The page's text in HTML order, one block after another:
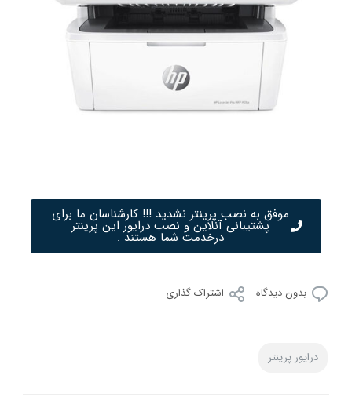
موفق به نصب پرینتر نشدید !!! کارشناسان ما برای
پشتیبانی آنلاین و نصب درایور این پرینتر
درخدمت شما هستند .
بدون دیدگاه اشتراک گذاری
درایور پرینتر